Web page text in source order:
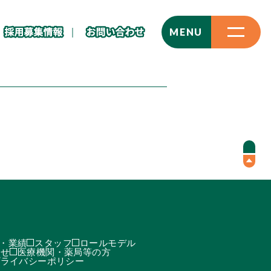
MENU
CLOSE
業績 スタッフ
ロールモデル
医療機関・薬局等の方
イバシーポリシー